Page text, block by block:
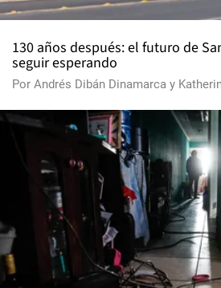
130 años después: el futuro de
seguir esperando
Por Andrés Dibán Dinamarca y